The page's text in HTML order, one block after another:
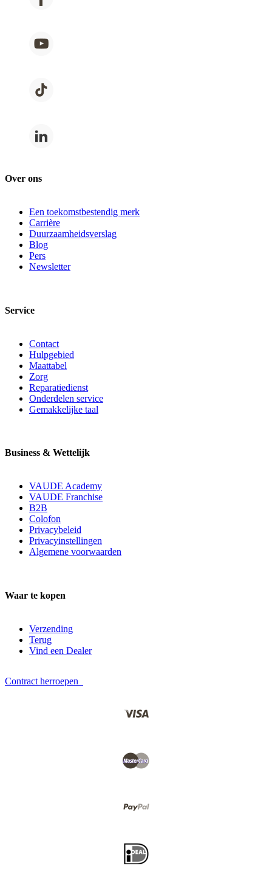
Over ons
Een toekomstbestendig merk
Carrière
Duurzaamheidsverslag
Blog
Pers
Newsletter
Service
Contact
Hulpgebied
Maattabel
Zorg
Reparatiedienst
Onderdelen service
Gemakkelijke taal
Business & Wettelijk
VAUDE Academy
VAUDE Franchise
B2B
Colofon
Privacybeleid
Privacyinstellingen
Algemene voorwaarden
Waar te kopen
Verzending
Terug
Vind een Dealer
Contract herroepen